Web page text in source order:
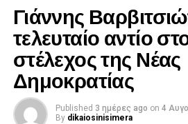
Γιάννης
τελευταίο αντίο
στέλεχος της Νέας
Δημοκρατίας
Published 3 ημέρες ago on 4
By dikaiosinisimera